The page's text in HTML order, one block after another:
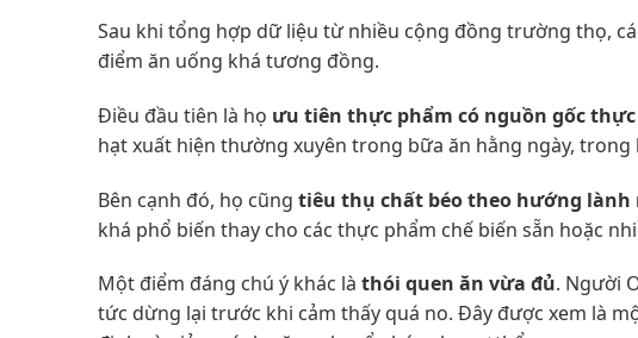
Sau khi tổng hợp dữ liệu từ nhiều cộng đồng trường thọ,
điểm ăn uống khá tương đồng.
Điều đầu tiên là họ ưu tiên thực phẩm có nguồn gốc
hạt xuất hiện thường xuyên trong bữa ăn hằng ngày,
Bên cạnh đó, họ cũng tiêu thụ chất béo theo hướng lành
khá phổ biến thay cho các thực phẩm chế biến sẵn hoặc
Một điểm đáng chú ý khác là thói quen ăn vừa đủ. Người
tức dừng lại trước khi cảm thấy quá no. Đây được xem là